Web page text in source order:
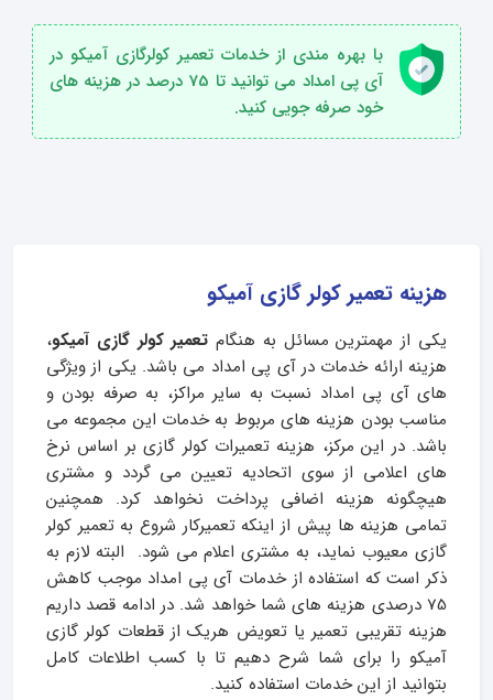
با بهره مندی از خدمات تعمیر کولرگازی آمیکو در
آی پی امداد می توانید تا 75 درصد در هزینه های
خود صرفه جویی کنید.
هزینه تعمیر کولر گازی آمیکو
یکی از مهمترین مسائل به هنگامتعمیر کولر گازی آمیکو،
هزینه ارائه خدمات در آی پی امداد می باشد. یکی از ویژگی
های آی پی امداد نسبت به سایر مراکز، به صرفه بودن و
مناسب بودن هزینه های مربوط به خدمات این مجموعه می
باشد. در این مرکز، هزینه تعمیرات کولر گازی بر اساس نرخ
های اعلامی از سوی اتحادیه تعیین می گردد و مشتری
هیچگونه هزینه اضافی پرداخت نخواهد کرد. همچنین
تمامی هزینه ها پیش از اینکه تعمیرکار شروع به تعمیر کولر
گازی معیوب نماید، به مشتری اعلام می شود. البته لازم به
ذکر است که استفاده از خدمات آی پی امداد موجب کاهش
75 درصدی هزینه های شما خواهد شد. در ادامه قصد داریم
هزینه تقریبی تعمیر یا تعویض هریک از قطعات کولر گازی
آمیکو را برای شما شرح دهیم تا با کسب اطلاعات کامل
بتوانید از این خدمات استفاده کنید.